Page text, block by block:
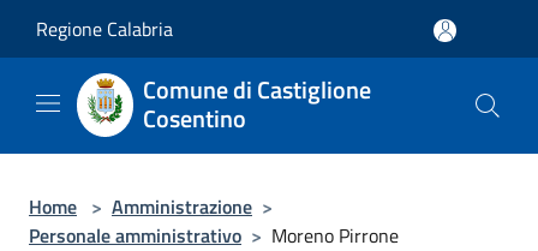
Regione Calabria
Comune di Castiglione
Cosentino
Home > Amministrazione >
Personale amministrativo > Moreno Pirrone